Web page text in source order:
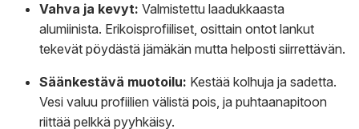
Vahva ja kevyt: Valmistettu laadukkaasta
alumiinista. Erikoisprofiiliset, osittain ontot lankut
tekevät pöydästä jämäkän mutta helposti siirrettävän.
Säänkestävä muotoilu: Kestää kolhuja ja sadetta.
Vesi valuu profiilien välistä pois, ja puhtaanapitoon
riittää pelkkä pyyhkäisy.